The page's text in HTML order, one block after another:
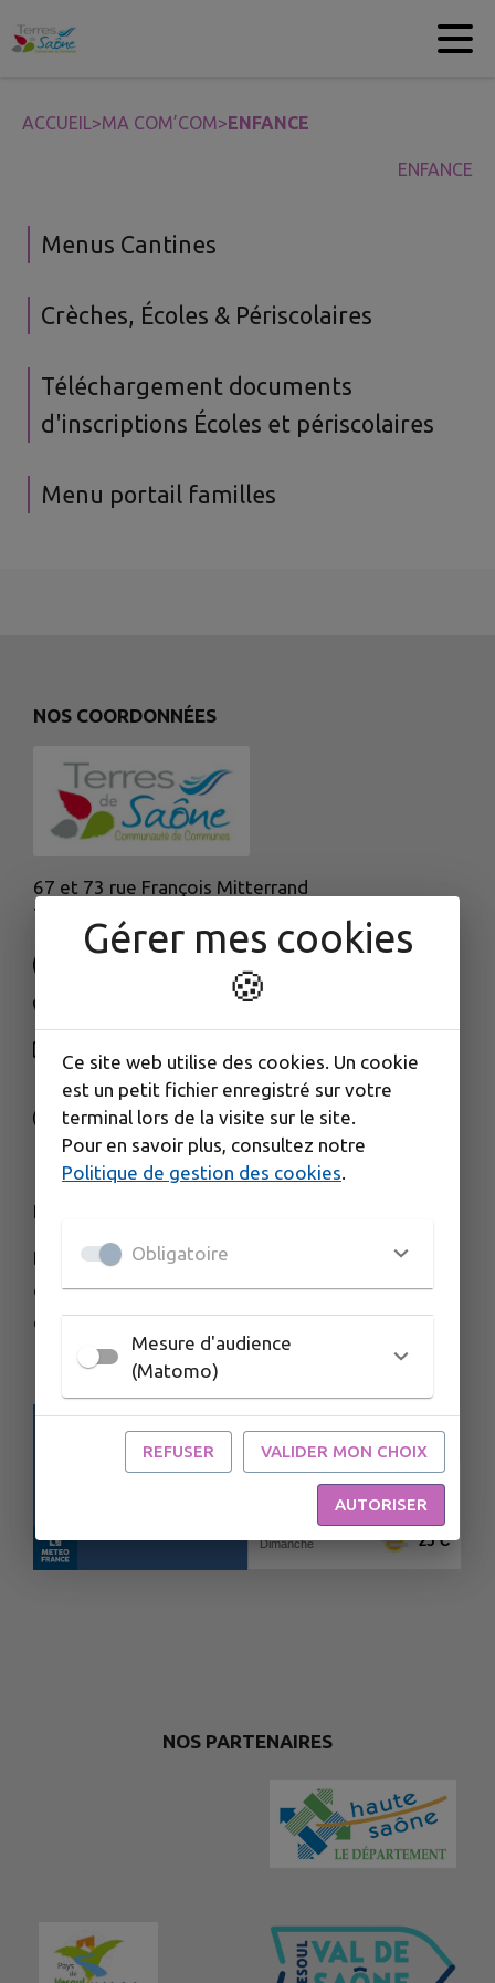
Contenu
ACCUEIL>MA COM’COM>ENFANCE
ENFANCE
Menus Cantines
Crèches, Écoles & Périscolaires
Téléchargement documents
d'inscriptions Écoles et périscolaires
Menu portail familles
NOS COORDONNÉES
67 et 73 rue François Mitterrand
70170 Port-sur-Saône
NOUS CONTACTER
M'Y RENDRE
www.cctds.fr
HORAIRES D'OUVERTURE
Du lundi au vendredi :
de 8h30 à 12h00
et de 13h30 à 17h00
NOS PARTENAIRES
Gérer mes cookies
🍪
Ce site web utilise des cookies. Un cookie
est un petit fichier enregistré sur votre
terminal lors de la visite sur le site.
Pour en savoir plus, consultez notre
Politique de gestion des cookies
Obligatoire
Mesure d'audience
(Matomo)
REFUSER VALIDER MON CHOIX
AUTORISER